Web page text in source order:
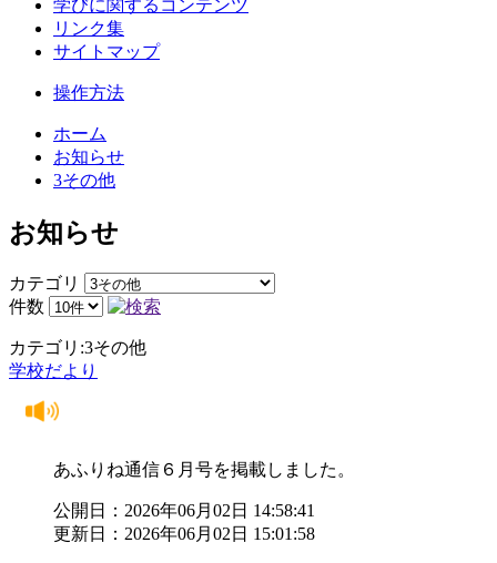
学びに関するコンテンツ
リンク集
サイトマップ
操作方法
ホーム
お知らせ
3その他
お知らせ
カテゴリ
件数
カテゴリ:3その他
学校だより
あふりね通信６月号を掲載しました。
公開日：2026年06月02日 14:58:41
更新日：2026年06月02日 15:01:58